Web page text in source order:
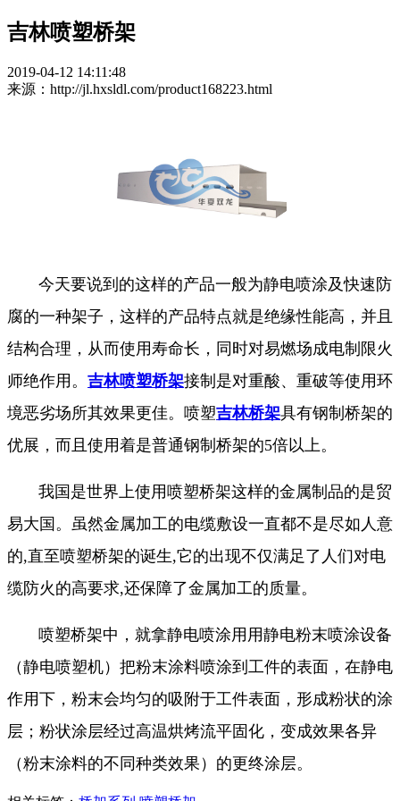
吉林喷塑桥架
2019-04-12 14:11:48
来源：http://jl.hxsldl.com/product168223.html
今天要说到的这样的产品一般为静电喷涂及快速防
腐的一种架子，这样的产品特点就是绝缘性能高，并且
结构合理，从而使用寿命长，同时对易燃场成电制限火
师绝作用。 吉林喷塑桥架接制是对重酸、重破等使用环
境恶劣场所其效果更佳。喷塑吉林桥架具有钢制桥架的
优展，而且使用着是普通钢制桥架的5倍以上。
我国是世界上使用喷塑桥架这样的金属制品的是贸
易大国。虽然金属加工的电缆敷设一直都不是尽如人意
的,直至喷塑桥架的诞生,它的出现不仅满足了人们对电
缆防火的高要求,还保障了金属加工的质量。
喷塑桥架中，就拿静电喷涂用用静电粉末喷涂设备
（静电喷塑机）把粉末涂料喷涂到工件的表面，在静电
作用下，粉末会均匀的吸附于工件表面，形成粉状的涂
层；粉状涂层经过高温烘烤流平固化，变成效果各异
（粉末涂料的不同种类效果）的更终涂层。